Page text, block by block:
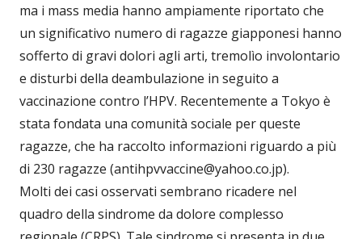
ma i mass media hanno ampiamente riportato che
un significativo numero di ragazze giapponesi hanno
sofferto di gravi dolori agli arti, tremolìo involontario
e disturbi della deambulazione in seguito a
vaccinazione contro l’HPV. Recentemente a Tokyo è
stata fondata una comunità sociale per queste
ragazze, che ha raccolto informazioni riguardo a più
di 230 ragazze (antihpvvaccine@yahoo.co.jp).
Molti dei casi osservati sembrano ricadere nel
quadro della sindrome da dolore complesso